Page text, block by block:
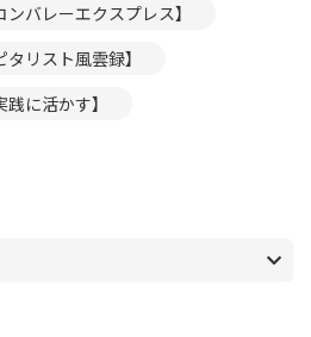
バレーエクスプレス】
リスト風雲録】
に活かす】